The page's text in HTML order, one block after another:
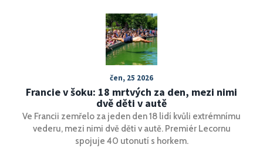
čen, 25 2026
Francie v šoku: 18 mrtvých za den, mezi nimi
dvě děti v autě
Ve Francii zemřelo za jeden den 18 lidí kvůli extrémnímu
vederu, mezi nimi dvě děti v autě. Premiér Lecornu
spojuje 40 utonutí s horkem.